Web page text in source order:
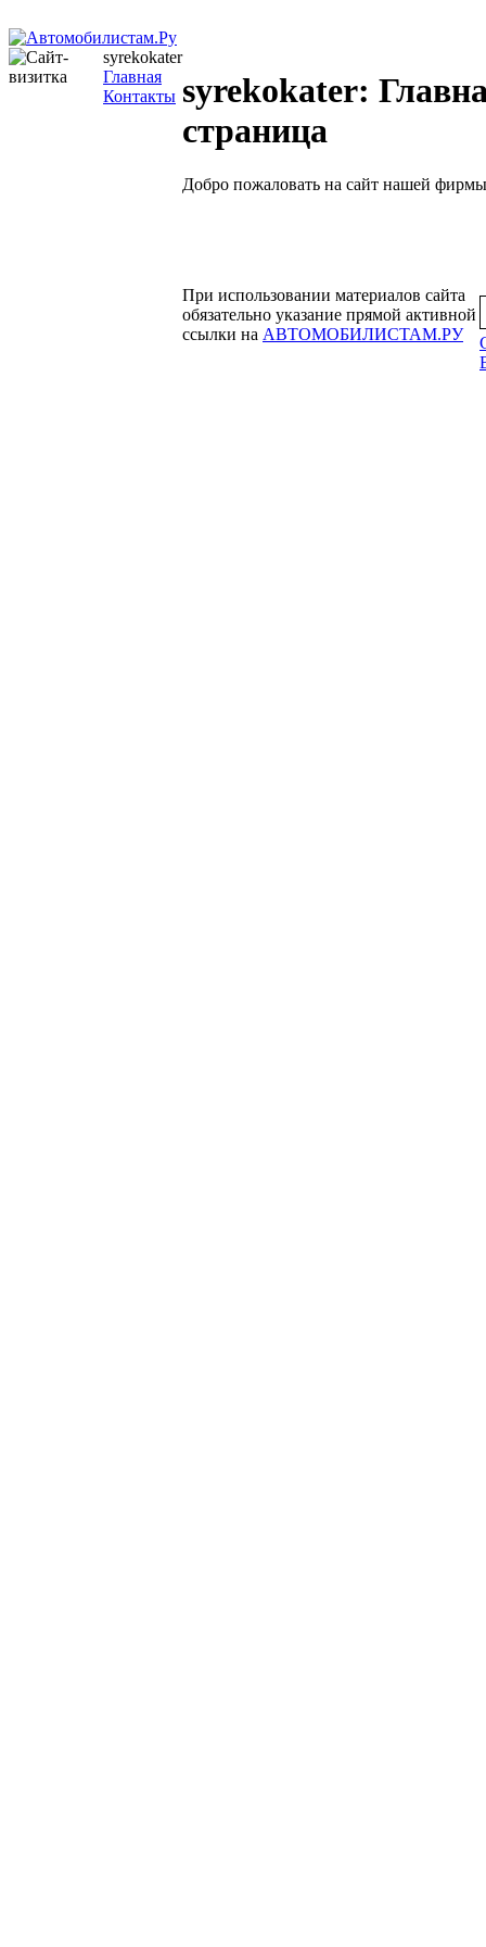
syrekokater
Главная
Контакты syrekokater:
страница
Добро пожаловать на сайт нашей
При использовании материалов сайта
обязательно указание прямой активной
ссылки на АВТОМОБИЛИСТАМ.РУ